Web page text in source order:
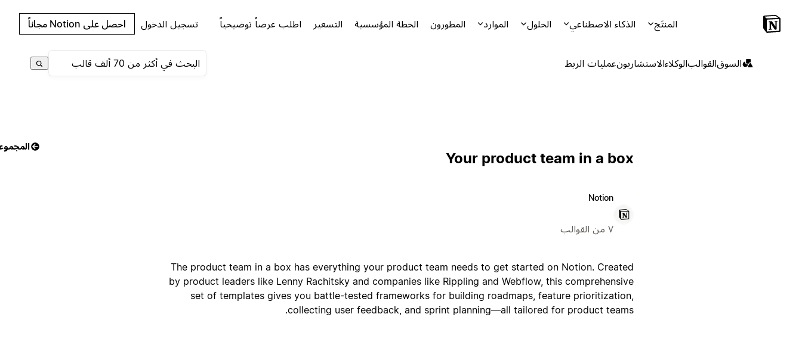
المنتَج الذكاء الاصطناعي الحلول الموارد المطورون الخطة المؤسسية التسعير اطلب عرضاً توضيحياً تسجيل الدخول احصل على Notion مجاناً
السوقالقوالبالوكلاءالاستشاريونعمليات الربط
Your product team in a box
Notion
٧ من القوالب
The product team in a box has everything your product team needs to get started on Notion. Created
by product leaders like Lenny Rachitsky and companies like Rippling and Webflow, this comprehensive
set of templates gives you battle-tested frameworks for building roadmaps, feature prioritization,
collecting user feedback, and sprint planning—all tailored for product teams.